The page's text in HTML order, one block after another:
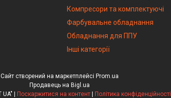
Компресори та комплектуючі
Фарбувальне обладнання
Обладнання для ППУ
Інші категорії
Сайт створений на маркетплейсі Prom.ua
Продавець на Bigl.ua
"PROFINSTRUMENT UA" | Поскаржитися на контент | Політика конфіденційності